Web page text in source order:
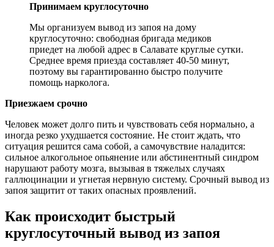
Принимаем круглосуточно
Мы организуем вывод из запоя на дому
круглосуточно: свободная бригада медиков
приедет на любой адрес в Салавате круглые сутки.
Среднее время приезда составляет 40-50 минут,
поэтому вы гарантированно быстро получите
помощь нарколога.
Приезжаем срочно
Человек может долго пить и чувствовать себя нормально, а
иногда резко ухудшается состояние. Не стоит ждать, что
ситуация решится сама собой, а самочувствие наладится:
сильное алкогольное опьянение или абстинентный синдром
нарушают работу мозга, вызывая в тяжелых случаях
галлюцинации и угнетая нервную систему. Срочный вывод из
запоя защитит от таких опасных проявлений.
Как происходит быстрый
круглосуточный вывод из запоя